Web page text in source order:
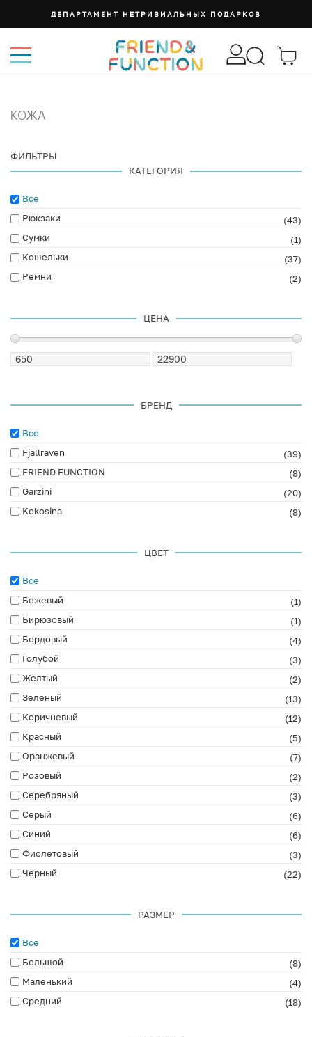
ДЕПАРТАМЕНТ НЕТРИВИАЛЬНЫХ ПОДАРКОВ
КОЖА
ФИЛЬТРЫ
КАТЕГОРИЯ
Все
Рюкзаки
(43)
Сумки
(1)
Кошельки
(37)
Ремни
(2)
ЦЕНА
БРЕНД
Все
Fjallraven
(39)
FRIEND FUNCTION
(8)
Garzini
(20)
Kokosina
(8)
ЦВЕТ
Все
Бежевый
(1)
Бирюзовый
(1)
Бордовый
(4)
Голубой
(3)
Желтый
(2)
Зеленый
(13)
Коричневый
(12)
Красный
(5)
Оранжевый
(7)
Розовый
(2)
Серебряный
(3)
Серый
(6)
Синий
(6)
Фиолетовый
(3)
Черный
(22)
РАЗМЕР
Все
Большой
(8)
Маленький
(4)
Средний
(18)